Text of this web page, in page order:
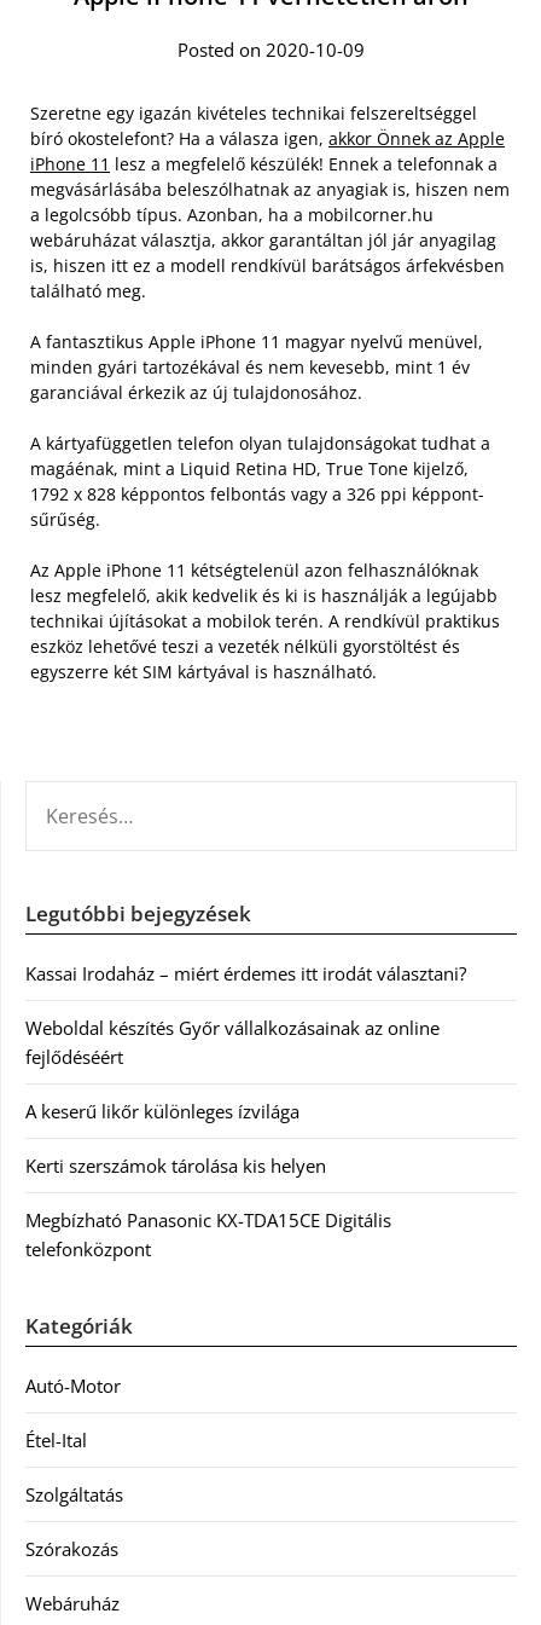
Posted on 2020-10-09
Szeretne egy igazán kivételes technikai felszereltséggel
bíró okostelefont? Ha a válasza igen, akkor Önnek az Apple
iPhone 11 lesz a megfelelő készülék! Ennek a telefonnak a
megvásárlásába beleszólhatnak az anyagiak is, hiszen nem
a legolcsóbb típus. Azonban, ha a mobilcorner.hu
webáruházat választja, akkor garantáltan jól jár anyagilag
is, hiszen itt ez a modell rendkívül barátságos árfekvésben
található meg.
A fantasztikus Apple iPhone 11 magyar nyelvű menüvel,
minden gyári tartozékával és nem kevesebb, mint 1 év
garanciával érkezik az új tulajdonosához.
A kártyafüggetlen telefon olyan tulajdonságokat tudhat a
magáénak, mint a Liquid Retina HD, True Tone kijelző,
1792 x 828 képpontos felbontás vagy a 326 ppi képpont-
sűrűség.
Az Apple iPhone 11 kétségtelenül azon felhasználóknak
lesz megfelelő, akik kedvelik és ki is használják a legújabb
technikai újításokat a mobilok terén. A rendkívül praktikus
eszköz lehetővé teszi a vezeték nélküli gyorstöltést és
egyszerre két SIM kártyával is használható.
Legutóbbi bejegyzések
Kassai Irodaház – miért érdemes itt irodát választani?
Weboldal készítés Győr vállalkozásainak az online
fejlődéséért
A keserű likőr különleges ízvilága
Kerti szerszámok tárolása kis helyen
Megbízható Panasonic KX-TDA15CE Digitális
telefonközpont
Kategóriák
Autó-Motor
Étel-Ital
Szolgáltatás
Szórakozás
Webáruház